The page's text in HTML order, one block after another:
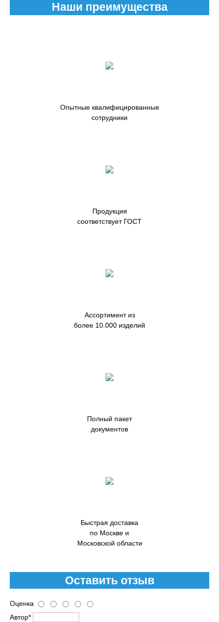
Наши преимущества
Опытные квалифицированные
сотрудники
Продукция
соответствует ГОСТ
Ассортимент из
более 10.000 изделий
Полный пакет
документов
Быстрая доставка
по Москве и
Московской области
Оставить отзыв
Оценка
Автор*